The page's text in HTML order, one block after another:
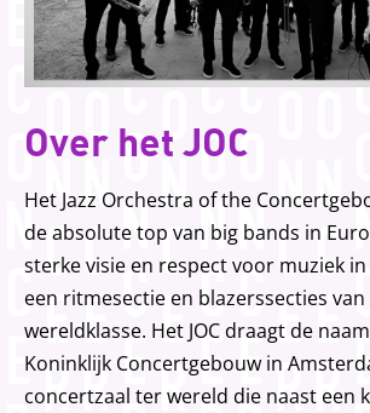
Over het JOC
Het Jazz Orchestra of the
de absolute top van big bands in
sterke visie en respect voor muziek
een ritmesectie en blazerssecties van
wereldklasse. Het JOC draagt de
Koninklijk Concertgebouw in
concertzaal ter wereld die naast een